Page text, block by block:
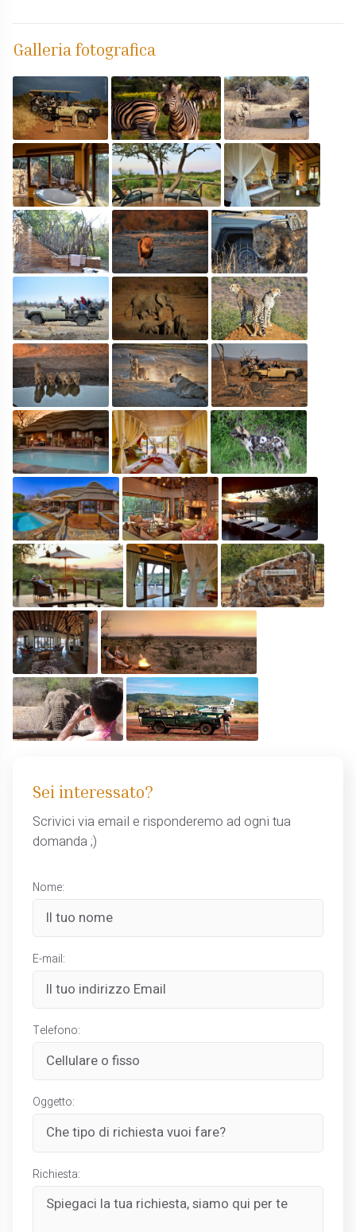
Galleria fotografica
Sei interessato?
Scrivici via email e risponderemo ad ogni tua
domanda ;)
Nome:
E-mail:
Telefono:
Oggetto:
Richiesta: